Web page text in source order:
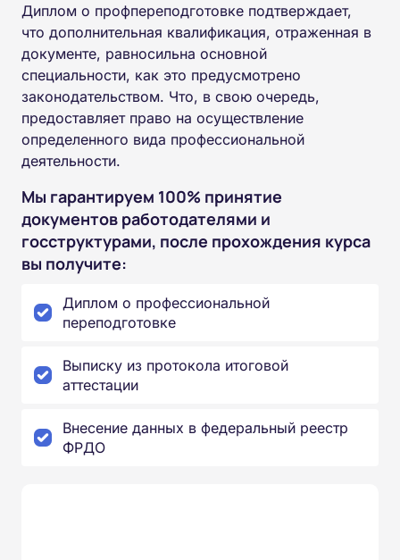
Диплом о профпереподготовке подтверждает,
что дополнительная квалификация, отраженная в
документе, равносильна основной
специальности, как это предусмотрено
законодательством. Что, в свою очередь,
предоставляет право на осуществление
определенного вида профессиональной
деятельности.
Мы гарантируем 100% принятие
документов работодателями и
госструктурами, после прохождения курса
вы получите:
Диплом о профессиональной
переподготовке
Выписку из протокола итоговой
аттестации
Внесение данных в федеральный реестр
ФРДО